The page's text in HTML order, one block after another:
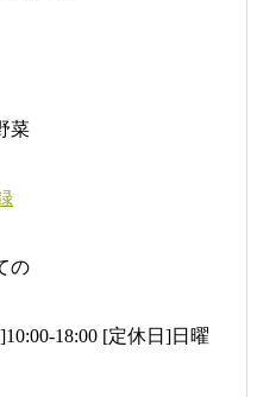
菜
の
18:00 [定休日]日曜